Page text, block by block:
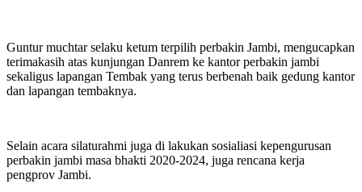
Guntur muchtar selaku ketum terpilih perbakin Jambi, mengucapkan
terimakasih atas kunjungan Danrem ke kantor perbakin jambi
sekaligus lapangan Tembak yang terus berbenah baik gedung kantor
dan lapangan tembaknya.
Selain acara silaturahmi juga di lakukan sosialiasi kepengurusan
perbakin jambi masa bhakti 2020-2024, juga rencana kerja
pengprov Jambi.